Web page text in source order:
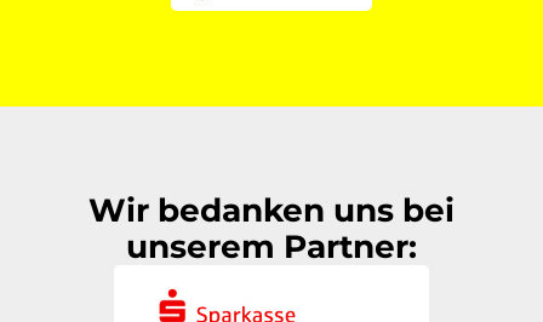
Wir bedanken uns bei
unserem Partner: